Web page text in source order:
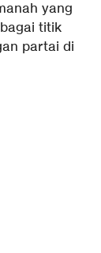
yang
titik
partai di